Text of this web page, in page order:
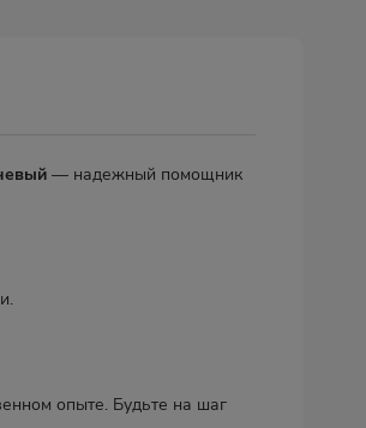
— надежный помощник
опыте. Будьте на шаг